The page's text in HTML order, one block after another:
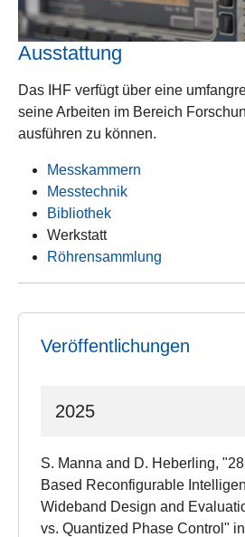
Ausstattung
Das IHF verfügt über eine
seine Arbeiten im Bereich
ausführen zu können.
Messkammern
Messtechnik
Bibliothek
Werkstatt
Röhrensammlung
Veröffentlichungen
2025
S. Manna and D. Heberling,
Based Reconfigurable
Wideband Design and
vs. Quantized Phase Control" in